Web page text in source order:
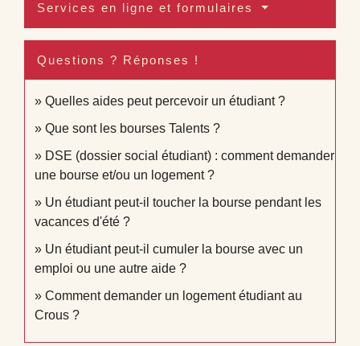
Services en ligne et formulaires
Questions ? Réponses !
Quelles aides peut percevoir un étudiant ?
Que sont les bourses Talents ?
DSE (dossier social étudiant) : comment demander
une bourse et/ou un logement ?
Un étudiant peut-il toucher la bourse pendant les
vacances d'été ?
Un étudiant peut-il cumuler la bourse avec un
emploi ou une autre aide ?
Comment demander un logement étudiant au
Crous ?